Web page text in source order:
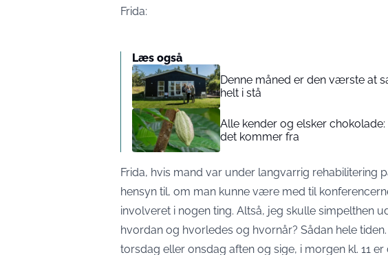
Frida:
Læs også
Denne måned er den værste at
helt i stå
Alle kender og elsker
det kommer fra
Frida, hvis mand var under langvarrig rehabilitering
hensyn til, om man kunne være med til
involveret i nogen ting. Altså, jeg skulle simpelthen
hvordan og hvorledes og hvornår? Sådan hele
torsdag eller onsdag aften og sige, i morgen kl. 11